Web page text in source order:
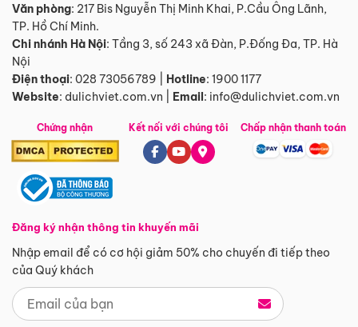
Văn phòng: 217 Bis Nguyễn Thị Minh Khai, P.Cầu Ông Lãnh,
TP. Hồ Chí Minh.
Chi nhánh Hà Nội: Tầng 3, số 243 xã Đàn, P.Đống Đa, TP. Hà
Nội
Điện thoại: 028 73056789 Hotline: 1900 1177
Website: dulichviet.com.vn Email: info@dulichviet.com.vn
Chứng nhận
Đăng ký nhận thông tin khuyến mãi
Nhập email để có cơ hội giảm 50% cho chuyến đi tiếp theo
của Quý khách
Kết nối với chúng tôi Chấp nhận thanh toán